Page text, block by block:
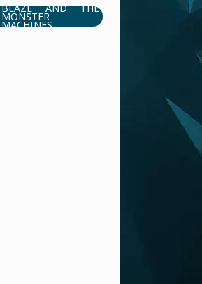
BLAZE AND THE
MONSTER
MACHINES